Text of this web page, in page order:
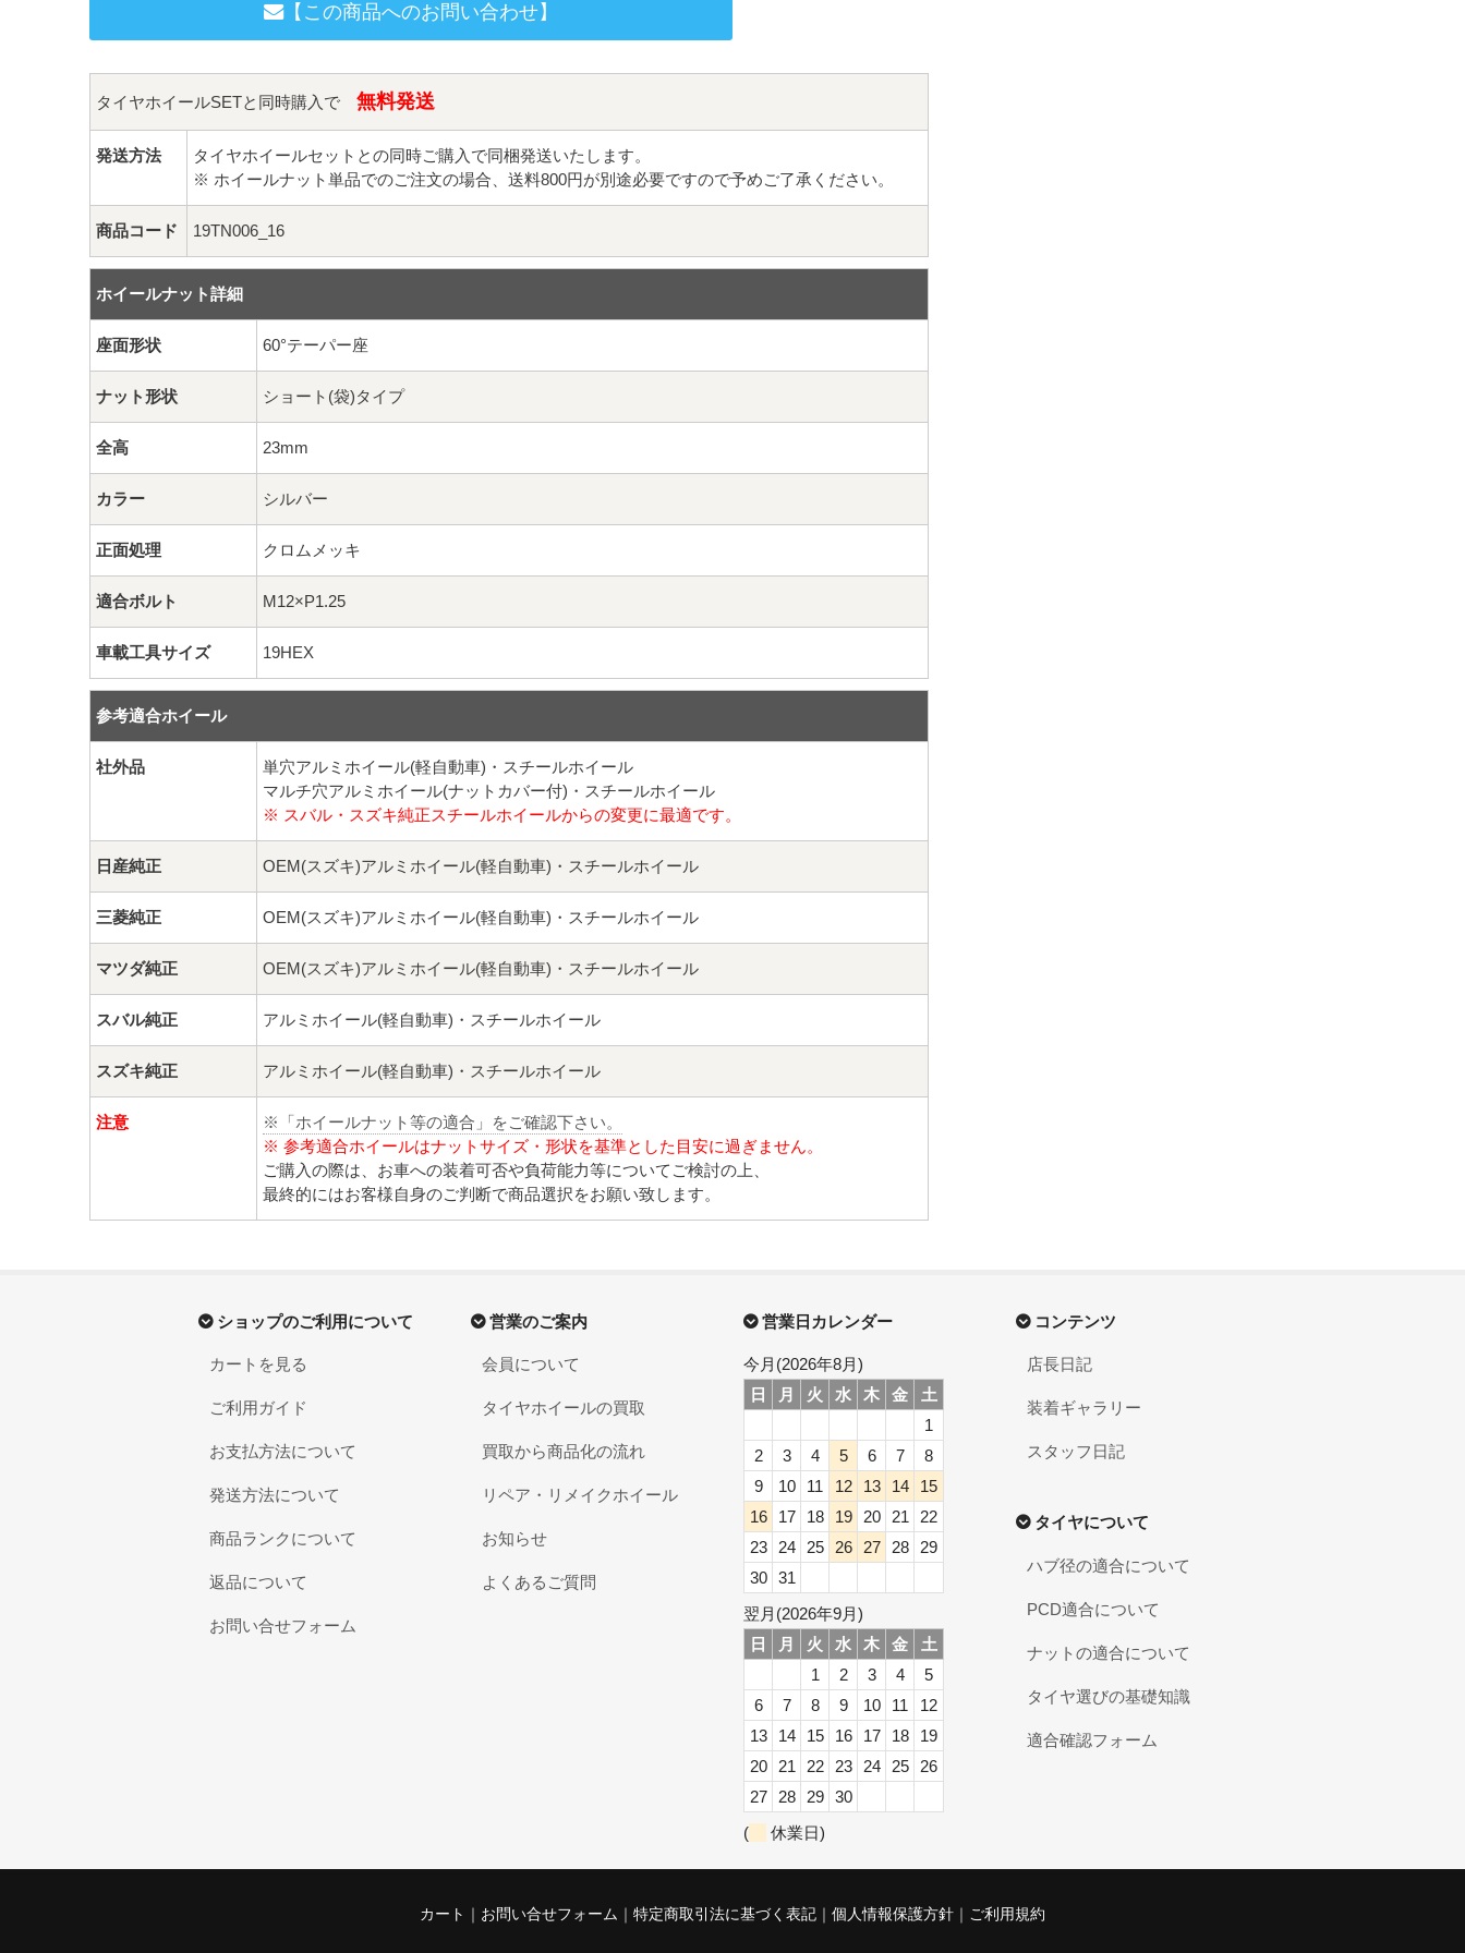
【この商品へのお問い合わせ】
タイヤホイールSETと同時購入で 無料発送
発送方法
タイヤホイールセットとの同時ご購入で同梱発送いたします。
※ ホイールナット単品でのご注文の場合、送料800円が別途必要ですので予めご了承ください。
商品コード 19TN006_16
ホイールナット詳細
座面形状 60°テーパー座
ナット形状 ショート(袋)タイプ
全高 23mm
カラー シルバー
正面処理 クロムメッキ
適合ボルト M12×P1.25
車載工具サイズ 19HEX
参考適合ホイール
社外品
単穴アルミホイール(軽自動車)・スチールホイール
マルチ穴アルミホイール(ナットカバー付)・スチールホイール
※ スバル・スズキ純正スチールホイールからの変更に最適です。
日産純正 OEM(スズキ)アルミホイール(軽自動車)・スチールホイール
三菱純正 OEM(スズキ)アルミホイール(軽自動車)・スチールホイール
マツダ純正 OEM(スズキ)アルミホイール(軽自動車)・スチールホイール
スバル純正 アルミホイール(軽自動車)・スチールホイール
スズキ純正 アルミホイール(軽自動車)・スチールホイール
注意
※「ホイールナット等の適合」をご確認下さい。
※ 参考適合ホイールはナットサイズ・形状を基準とした目安に過ぎません。
ご購入の際は、お車への装着可否や負荷能力等についてご検討の上、
最終的にはお客様自身のご判断で商品選択をお願い致します。
ショップのご利用について
カートを見る
ご利用ガイド
お支払方法について
発送方法について
商品ランクについて
返品について
お問い合せフォーム
営業のご案内
会員について
タイヤホイールの買取
買取から商品化の流れ
リペア・リメイクホイール
お知らせ
よくあるご質問
コンテンツ
店長日記
装着ギャラリー
スタッフ日記
タイヤについて
ハブ径の適合について
PCD適合について
ナットの適合について
タイヤ選びの基礎知識
適合確認フォーム
営業日カレンダー
今月(2026年8月)
日
月 火 水 木 金
土
1
2
3 4 5 6 7
8
9
10 11 12 13 14
15
16
17 18 19 20 21
22
23
24 25 26 27 28
29
30
31
翌月(2026年9月)
日
月 火 水 木 金
土
1
2 3 4
5
6
7 8 9 10 11
12
13
14 15 16 17 18
19
20
21 22 23 24 25
26
27
28 29
30
(
休業日)
カート お問い合せフォーム 特定商取引法に基づく表記 個人情報保護方針 ご利用規約